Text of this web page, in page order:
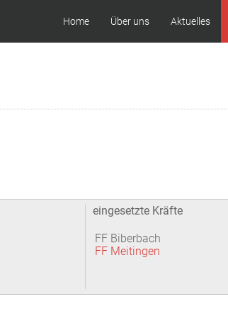
Home Über uns Aktuelles
eingesetzte Kräfte
FF Biberbach
FF Meitingen